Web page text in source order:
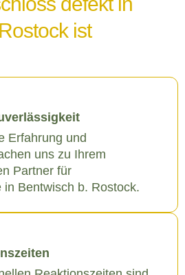
ist
Erfahrung und
uns zu Ihrem
Partner für
Bentwisch b. Rostock.